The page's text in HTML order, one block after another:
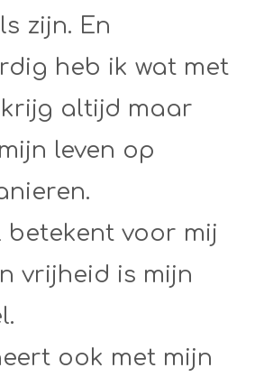
zijn. En
heb ik wat met
altijd maar
leven op
betekent voor mij
vrijheid is mijn
ook met mijn